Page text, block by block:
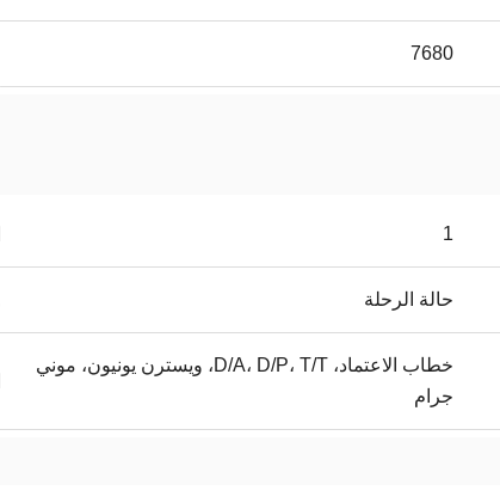
7680
1
حالة الرحلة
خطاب الاعتماد، D/A، D/P، T/T، ويسترن يونيون، موني
جرام